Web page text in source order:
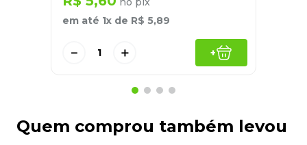
em até 1x de R$ 5,89
＋
－ +
Quem comprou também levou